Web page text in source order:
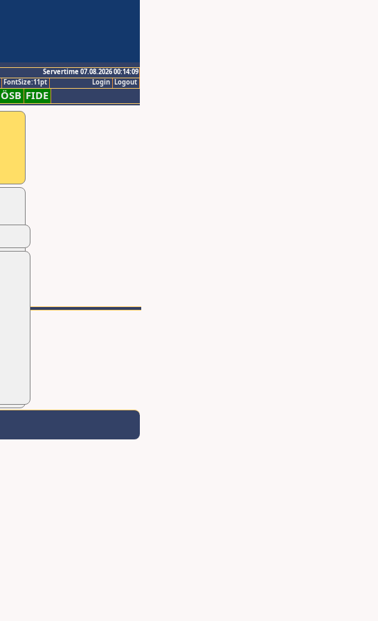
Servertime 07.08.2026 00:14:09
Logout
Login
FontSize:11pt
ÖSB FIDE